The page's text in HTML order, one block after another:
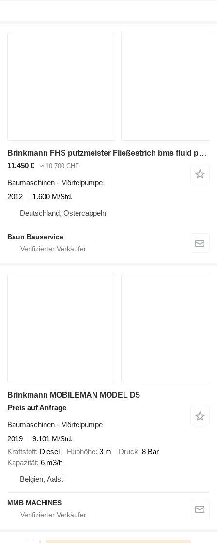
Brinkmann FHS putzmeister Fließestrich bms fluid pomp estrichpumpe liquid
11.450 € ≈ 10.700 CHF
Baumaschinen - Mörtelpumpe
2012
1.600 M/Std.
Deutschland, Ostercappeln
Baun Bauservice
Brinkmann MOBILEMAN MODEL D5
Preis auf Anfrage
Baumaschinen - Mörtelpumpe
2019
9.101 M/Std.
Kraftstoff Diesel Hubhöhe 3 m Druck 8 Bar
Kapazität 6 m3/h
Belgien, Aalst
MMB MACHINES